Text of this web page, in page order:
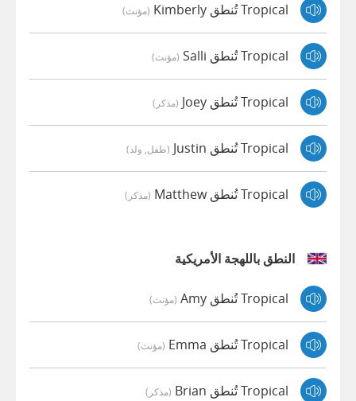
Tropical تُنطق Kimberly (مؤنث)
Tropical تُنطق Salli (مؤنث)
Tropical تُنطق Joey (مذكر)
Tropical تُنطق Justin (طفل, ولد)
Tropical تُنطق Matthew (مذكر)
النطق باللهجة الأمريكية
Tropical تُنطق Amy (مؤنث)
Tropical تُنطق Emma (مؤنث)
Tropical تُنطق Brian (مذكر)